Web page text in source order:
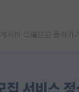
게시판 목록으로 돌아가기